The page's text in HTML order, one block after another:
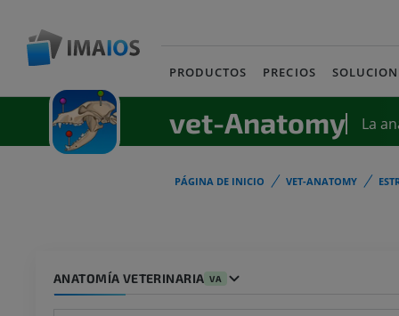
PRODUCTOS PRECIOS
vet-Anatomy La
PÁGINA DE INICIO VET-ANATOMY
ANATOMÍA VETERINARIA VA